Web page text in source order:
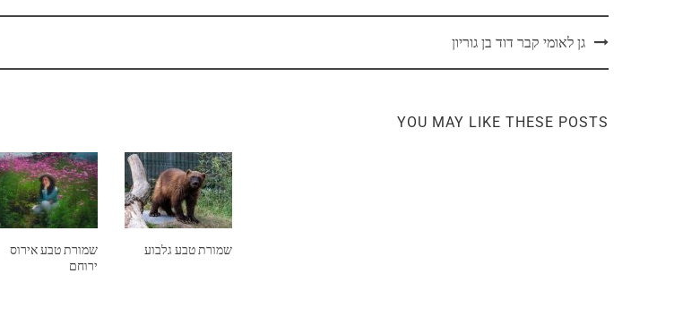
גן לאומי קבר דוד בן גוריון
YOU MAY LIKE THESE POSTS
שמורת טבע אירוס
ירוחם
שמורת טבע גלבוע